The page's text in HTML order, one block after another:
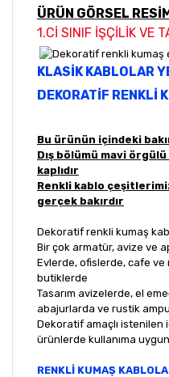
ÜRÜN GÖRSEL
1.Cİ SINIF İŞÇİLİK VE
KLASİK KABLOLAR
DEKORATİF RENKLİ
Bu ürünün içindeki
Dış bölümü mavi
kaplıdır
Renkli kablo
gerçek bakırdır
Dekoratif renkli kumaş
Bir çok armatür, avize ve
Evlerde, ofislerde, cafe
butiklerde
Tasarım avizelerde, el
abajurlarda ve rustik
Dekoratif amaçlı istenilen
ürünlerde kullanıma
RENKLİ KUMAŞ